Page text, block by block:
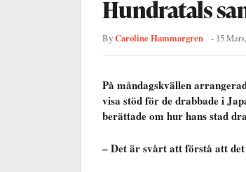
Hundratals
ByCaroline Hammargren - 15
På måndagskvällen
visa stöd för de drabbade i
berättade om hur hans stad
– Det är svårt att förstå att